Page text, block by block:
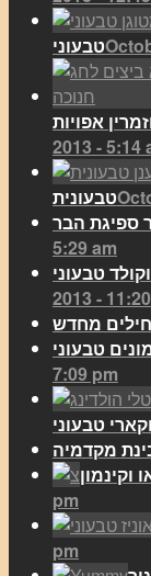
טבעוני
2013 - 5:14
טבעונית
5:29 am
2013 -
מחדש
טבעוני
7:09 pm
טבעוני
מקדמיה
וקינמון
pm
pm